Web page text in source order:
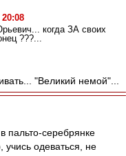
когда ЗА своих
???...
"Великий немой"...
пальто-серебрянке
одеваться, не